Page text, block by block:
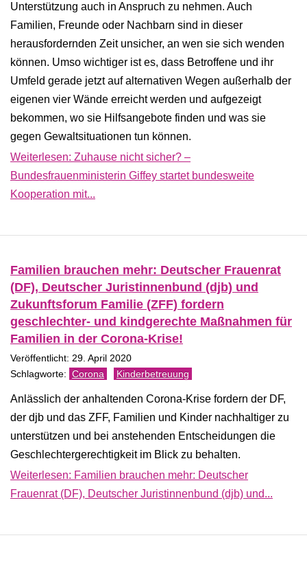
Unterstützung auch in Anspruch zu nehmen. Auch
Familien, Freunde oder Nachbarn sind in dieser
herausfordernden Zeit unsicher, an wen sie sich wenden
können. Umso wichtiger ist es, dass Betroffene und ihr
Umfeld gerade jetzt auf alternativen Wegen außerhalb der
eigenen vier Wände erreicht werden und aufgezeigt
bekommen, wo sie Hilfsangebote finden und was sie
gegen Gewaltsituationen tun können.
Weiterlesen: Zuhause nicht sicher? –
Bundesfrauenministerin Giffey startet bundesweite
Kooperation mit...
Familien brauchen mehr: Deutscher Frauenrat
(DF), Deutscher Juristinnenbund (djb) und
Zukunftsforum Familie (ZFF) fordern
geschlechter- und kindgerechte Maßnahmen für
Familien in der Corona-Krise!
Veröffentlicht: 29. April 2020
Corona Kinderbetreuung
Anlässlich der anhaltenden Corona-Krise fordern der DF,
der djb und das ZFF, Familien und Kinder nachhaltiger zu
unterstützen und bei anstehenden Entscheidungen die
Geschlechtergerechtigkeit im Blick zu behalten.
Weiterlesen: Familien brauchen mehr: Deutscher
Frauenrat (DF), Deutscher Juristinnenbund (djb) und...